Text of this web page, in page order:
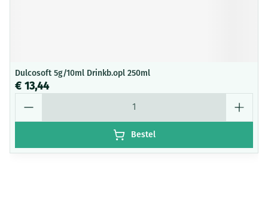
Dulcosoft 5g/10ml Drinkb.opl 250ml
€ 13,44
Bestel